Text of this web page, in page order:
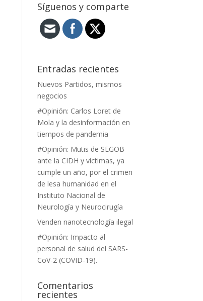
Síguenos y comparte
Entradas recientes
Nuevos Partidos, mismos
negocios
#Opinión: Carlos Loret de
Mola y la desinformación en
tiempos de pandemia
#Opinión: Mutis de SEGOB
ante la CIDH y víctimas, ya
cumple un año, por el crimen
de lesa humanidad en el
Instituto Nacional de
Neurología y Neurocirugía
Venden nanotecnología ilegal
#Opinión: Impacto al
personal de salud del SARS-
CoV-2 (COVID-19).
Comentarios
recientes